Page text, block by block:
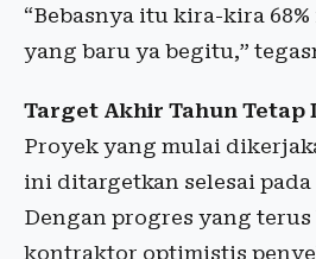
“Bebasnya itu kira-kira
yang baru ya begitu,”
Target Akhir Tahun Tetap
Proyek yang mulai
ini ditargetkan selesai pada
Dengan progres yang terus
kontraktor optimistis